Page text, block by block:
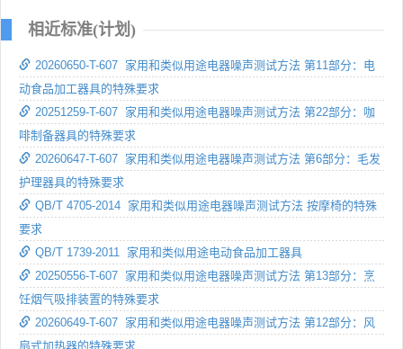
相近标准(计划)
20260650-T-607 家用和类似用途电器噪声测试方法 第11部分：电
动食品加工器具的特殊要求
20251259-T-607 家用和类似用途电器噪声测试方法 第22部分：咖
啡制备器具的特殊要求
20260647-T-607 家用和类似用途电器噪声测试方法 第6部分：毛发
护理器具的特殊要求
QB/T 4705-2014 家用和类似用途电器噪声测试方法 按摩椅的特殊
要求
QB/T 1739-2011 家用和类似用途电动食品加工器具
20250556-T-607 家用和类似用途电器噪声测试方法 第13部分：烹
饪烟气吸排装置的特殊要求
20260649-T-607 家用和类似用途电器噪声测试方法 第12部分：风
扇式加热器的特殊要求